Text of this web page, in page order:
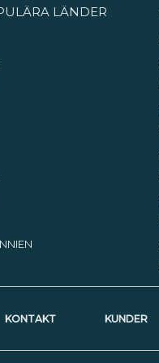
LÄNDER
KONTAKT KUNDER